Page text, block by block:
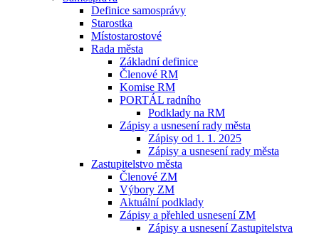
Definice samosprávy
Starostka
Místostarostové
Rada města
Základní definice
Členové RM
Komise RM
PORTÁL radního
Podklady na RM
Zápisy a usnesení rady města
Zápisy od 1. 1. 2025
Zápisy a usnesení rady města
Zastupitelstvo města
Členové ZM
Výbory ZM
Aktuální podklady
Zápisy a přehled usnesení ZM
Zápisy a usnesení Zastupitelstva